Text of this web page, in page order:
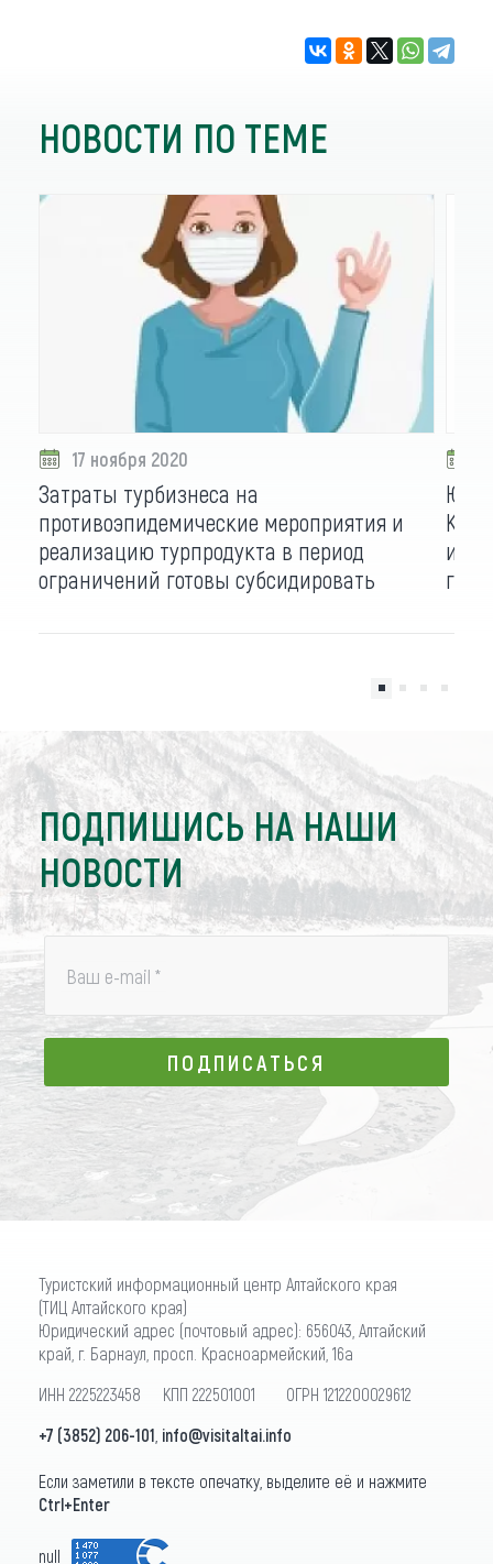
НОВОСТИ ПО ТЕМЕ
17 ноября 2020
Затраты турбизнеса на
противоэпидемические мероприятия и
реализацию турпродукта в период
ограничений готовы субсидировать
и
ПОДПИШИСЬ НА НАШИ
НОВОСТИ
Ваш e-mail *
ПОДПИСАТЬСЯ
ПОДПИСАТЬСЯ
Туристский информационный центр Алтайского края
(ТИЦ Алтайского края)
Юридический адрес (почтовый адрес): 656043, Алтайский
край, г. Барнаул, просп. Красноармейский, 16а
ИНН 2225223458 КПП 222501001 ОГРН 1212200029612
+7 (3852) 206-101 info@visitaltai.info
Если заметили в тексте опечатку, выделите её и нажмите
Ctrl+Enter
null